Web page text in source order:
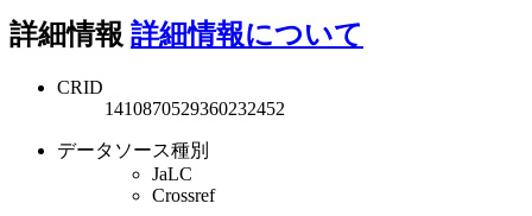
詳細情報 詳細情報について
CRID
1410870529360232452
データソース種別
JaLC
Crossref